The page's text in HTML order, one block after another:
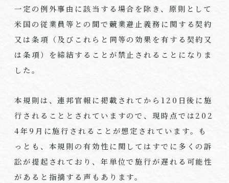
一定の例外事由に該当する場合を除き、原則として
米国の従業員等との間で競業避止義務に関する契約
又は条項（及びこれらと同等の効果を有する契約又
は条項）を締結することが禁止されることになりま
した。
本規則は、連邦官報に掲載されてから 120 日後に施
行されることとされていますので、現時点では202
4年9 月に施行されることが想定されています。も
っとも、本規則の有効性に関してはすでに多くの訴
訟が提起されており、年単位で施行が遅れる可能性
があると指摘する声もあります。